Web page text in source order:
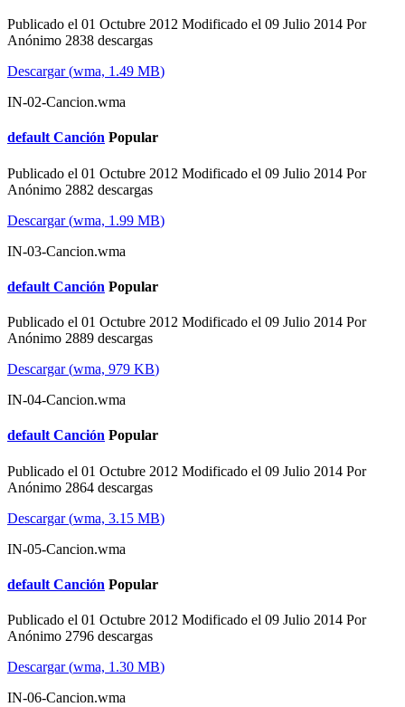
Publicado el 01 Octubre 2012 Modificado el 09 Julio 2014 Por
Anónimo 2838 descargas
Descargar(wma, 1.49 MB)
IN-02-Cancion.wma
default Canción Popular
Publicado el 01 Octubre 2012 Modificado el 09 Julio 2014 Por
Anónimo 2882 descargas
Descargar(wma, 1.99 MB)
IN-03-Cancion.wma
default Canción Popular
Publicado el 01 Octubre 2012 Modificado el 09 Julio 2014 Por
Anónimo 2889 descargas
Descargar(wma, 979 KB)
IN-04-Cancion.wma
default Canción Popular
Publicado el 01 Octubre 2012 Modificado el 09 Julio 2014 Por
Anónimo 2864 descargas
Descargar(wma, 3.15 MB)
IN-05-Cancion.wma
default Canción Popular
Publicado el 01 Octubre 2012 Modificado el 09 Julio 2014 Por
Anónimo 2796 descargas
Descargar(wma, 1.30 MB)
IN-06-Cancion.wma